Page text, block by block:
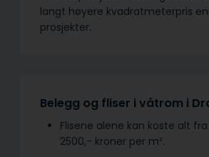
langt høyere kvadratmeterpris
prosjekter.
Belegg og fliser i våtrom i
Flisene alene kan koste alt
2500,- kroner per m².